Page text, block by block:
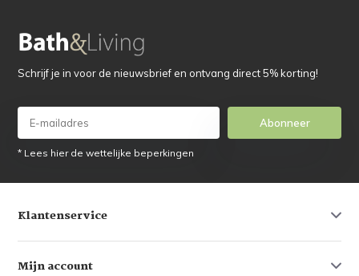
Schrijf je in voor de nieuwsbrief en ontvang direct 5% korting!
Abonneer
* Lees hier de wettelijke beperkingen
Klantenservice
Mijn account